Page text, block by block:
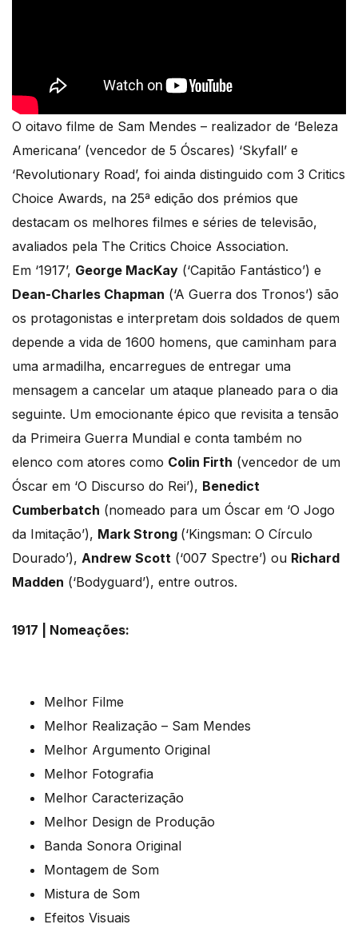
O oitavo filme de Sam Mendes – realizador de ‘Beleza
Americana’ (vencedor de 5 Óscares) ‘Skyfall’ e
‘Revolutionary Road’, foi ainda distinguido com 3 Critics
Choice Awards, na 25ª edição dos prémios que
destacam os melhores filmes e séries de televisão,
avaliados pela The Critics Choice Association.
Em ‘1917’, George MacKay (‘Capitão Fantástico’) e
Dean-Charles Chapman (‘A Guerra dos Tronos’) são
os protagonistas e interpretam dois soldados de quem
depende a vida de 1600 homens, que caminham para
uma armadilha, encarregues de entregar uma
mensagem a cancelar um ataque planeado para o dia
seguinte. Um emocionante épico que revisita a tensão
da Primeira Guerra Mundial e conta também no
elenco com atores como Colin Firth (vencedor de um
Óscar em ‘O Discurso do Rei’), Benedict
Cumberbatch (nomeado para um Óscar em ‘O Jogo
da Imitação’), Mark Strong (‘Kingsman: O Círculo
Dourado’), Andrew Scott (‘007 Spectre’) ou Richard
Madden (‘Bodyguard’), entre outros.
1917 | Nomeações:
Melhor Filme
Melhor Realização – Sam Mendes
Melhor Argumento Original
Melhor Fotografia
Melhor Caracterização
Melhor Design de Produção
Banda Sonora Original
Montagem de Som
Mistura de Som
Efeitos Visuais